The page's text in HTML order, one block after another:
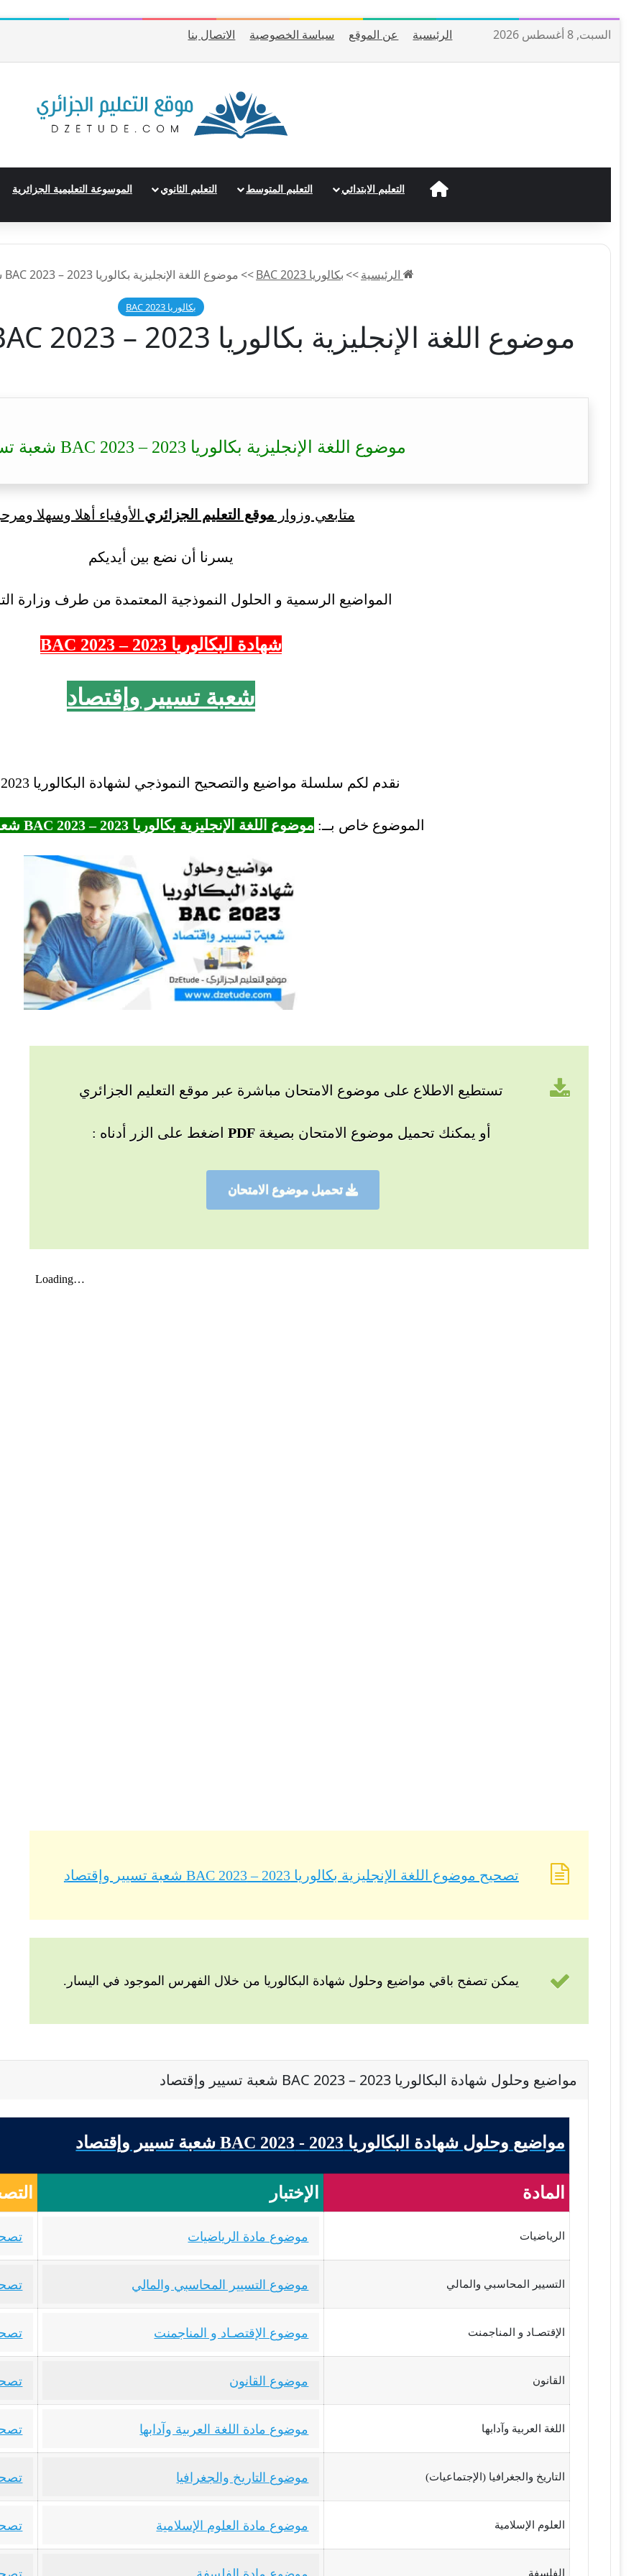
السبت, 8 أغسطس 2026 الرئيسية عن الموقع سياسة الخصوصية الاتصال بنا
الرئيسيةالتعليم الابتدائي التعليم المتوسط التعليم الثانوي الموسوعة التعليمية الجزائرية
الرئيسية>>بكالوريا 2023 BAC >>موضوع اللغة الإنجليزية بكالوريا 2023 – BAC 2023 شعبة تسيير وإقتصاد
بكالوريا 2023 BAC
موضوع اللغة الإنجليزية بكالوريا 2023 – BAC 2023 شعبة تسيير وإقتصاد
موضوع اللغة الإنجليزية بكالوريا 2023 – BAC 2023 شعبة تسيير وإقتصاد
متابعي وزوار موقع التعليم الجزائري الأوفياء أهلا وسهلا
يسرنا أن نضع بين أيديكم
المواضيع الرسمية و الحلول النموذجية المعتمدة من طرف وزارة
شهادة البكالوريا 2023 – 2023 BAC
شعبة تسيير وإقتصاد
نقدم لكم سلسلة مواضيع والتصحيح النموذجي لشهادة البكالوريا 2023 – BAC 2023.
الموضوع خاص بــ: موضوع اللغة الإنجليزية بكالوريا 2023 – BAC 2023 شعبة تسيير وإقتصاد
تستطيع الاطلاع على موضوع الامتحان مباشرة عبر موقع التعليم الجزائري
أو يمكنك تحميل موضوع الامتحان بصيغةPDF اضغط على الزر أدناه :
تحميل موضوع الامتحان
تصحيح موضوع اللغة الإنجليزية بكالوريا 2023 – BAC 2023 شعبة تسيير وإقتصاد
يمكن تصفح باقي مواضيع وحلول شهادة البكالوريا من خلال الفهرس الموجود في اليسار.
مواضيع وحلول شهادة البكالوريا 2023 – BAC 2023 شعبة تسيير وإقتصاد
مواضيع وحلول شهادة البكالوريا 2023 - BAC 2023 شعبة تسيير وإقتصاد
المادة الإختبار
الرياضيات موضوع مادة الرياضيات
التسيير المحاسبي والمالي موضوع التسيير المحاسبي والمالي
الإقتصـاد و المناجمنت موضوع الإقتصـاد و المناجمنت
القانون موضوع القانون
اللغة العربية وآدابها موضوع مادة اللغة العربية وآدابها
التاريخ والجغرافيا (الإجتماعيات) موضوع التاريخ والجغرافيا
العلوم الإسلامية موضوع مادة العلوم الإسلامية
الفلسفة